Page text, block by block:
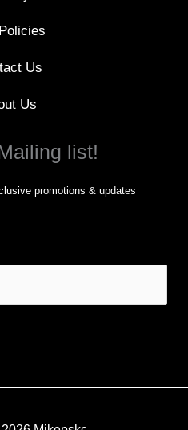
Us
Us
list!
promotions & updates